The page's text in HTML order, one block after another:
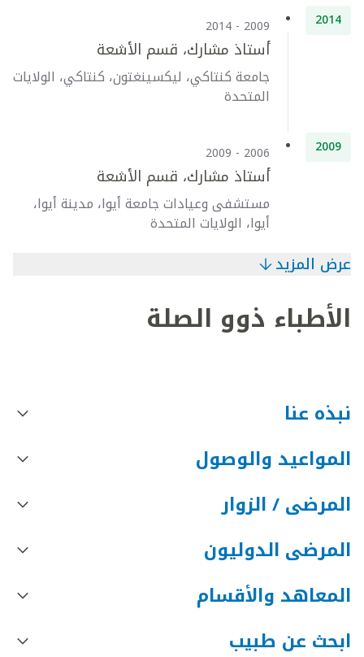
2014
2009 - 2014
أستاذ مشارك، قسم الأشعة
جامعة كنتاكي، ليكسينغتون، كنتاكي، الولايات
المتحدة
2009
2006 - 2009
أستاذ مشارك، قسم الأشعة
مستشفى وعيادات جامعة أيوا، مدينة أيوا،
أيوا، الولايات المتحدة
عرض المزيد
الأطباء ذوو الصلة
نبذه عنا
المواعيد والوصول
المرضى / الزوار
المرضى الدوليون
المعاهد والأقسام
ابحث عن طبيب